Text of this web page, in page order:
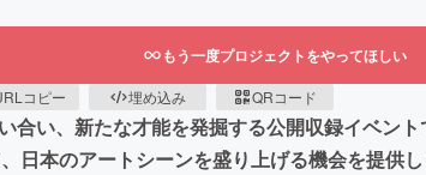
もう一度プロジェクトをやってほしい
コピー 埋め込み QRコード
い、新たな才能を発掘する公開収録イベン
本のアートシーンを盛り上げる機会を提供し